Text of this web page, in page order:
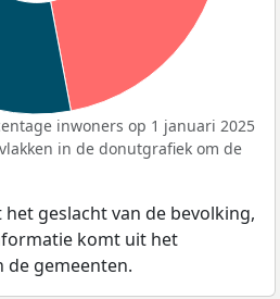
inwoners op 1 januari 2025
in de donutgrafiek om de
geslacht van de bevolking,
komt uit het
de gemeenten.